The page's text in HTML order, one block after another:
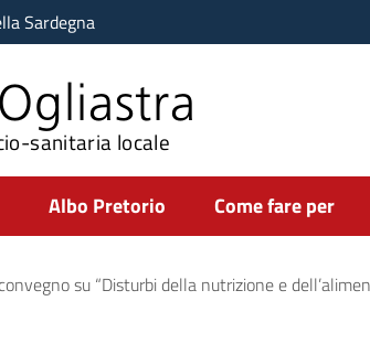
Sardegna
sanitaria locale
Albo Pretorio Come fare per
su “Disturbi della nutrizione e